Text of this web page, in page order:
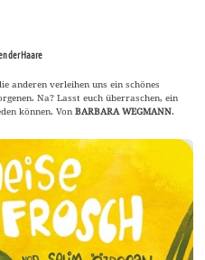
der Haare
anderen verleihen uns ein schönes
Na? Lasst euch überraschen, ein
können. VonBARBARA WEGMANN.